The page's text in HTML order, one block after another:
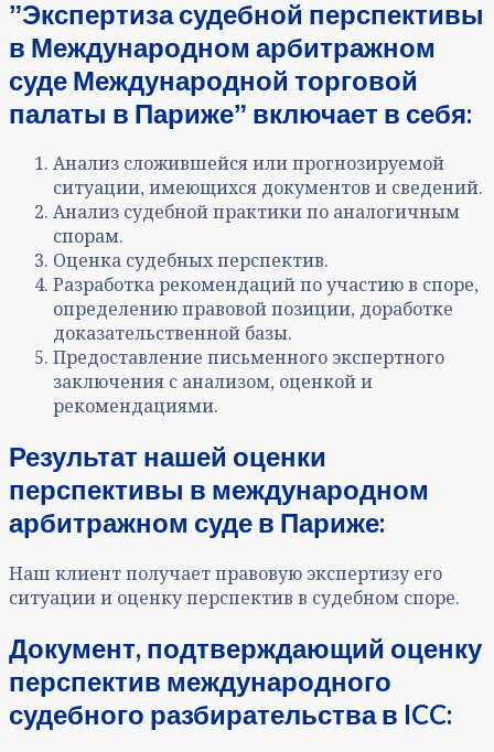
ˮЭкспертиза судебной перспективы
в Международном арбитражном
суде Международной торговой
палаты в Парижеˮ включает в себя:
Анализ сложившейся или прогнозируемой
ситуации, имеющихся документов и сведений.
Анализ судебной практики по аналогичным
спорам.
Оценка судебных перспектив.
Разработка рекомендаций по участию в споре,
определению правовой позиции, доработке
доказательственной базы.
Предоставление письменного экспертного
заключения с анализом, оценкой и
рекомендациями.
Результат нашей оценки
перспективы в международном
арбитражном суде в Париже:
Наш клиент получает правовую экспертизу его
ситуации и оценку перспектив в судебном споре.
Документ, подтверждающий оценку
перспектив международного
судебного разбирательства в ICC: